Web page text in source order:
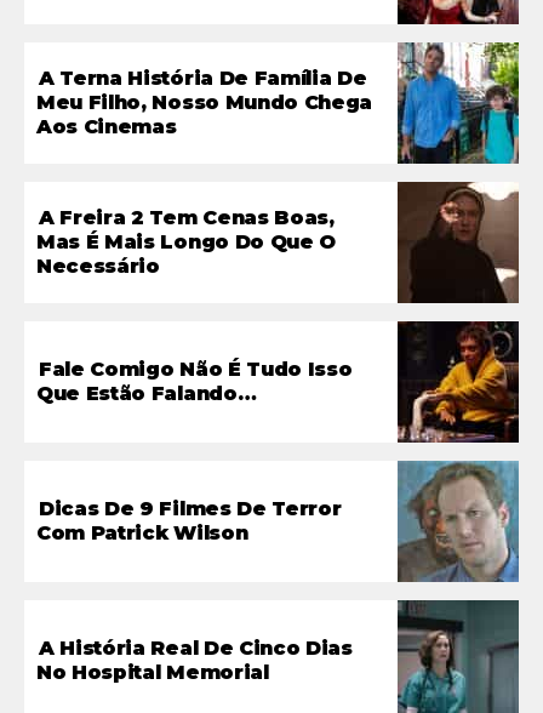
A Terna História De Família De
Meu Filho, Nosso Mundo Chega
Aos Cinemas
A Freira 2 Tem Cenas Boas,
Mas É Mais Longo Do Que O
Necessário
Fale Comigo Não É Tudo Isso
Que Estão Falando…
Dicas De 9 Filmes De Terror
Com Patrick Wilson
A História Real De Cinco Dias
No Hospital Memorial